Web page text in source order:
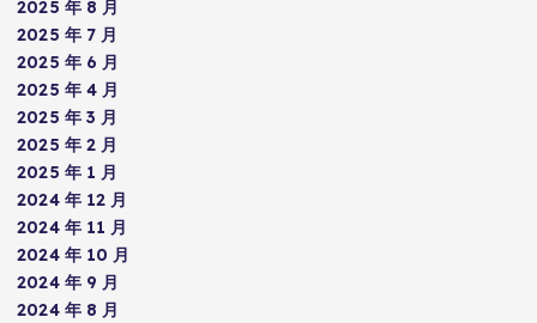
2025 年 8 月
2025 年 7 月
2025 年 6 月
2025 年 4 月
2025 年 3 月
2025 年 2 月
2025 年 1 月
2024 年 12 月
2024 年 11 月
2024 年 10 月
2024 年 9 月
2024 年 8 月